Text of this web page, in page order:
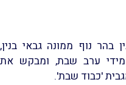
בהר נוף ממונה גבאי בנין,
מידי ערב שבת, ומבקש את
'כבוד שבת'.